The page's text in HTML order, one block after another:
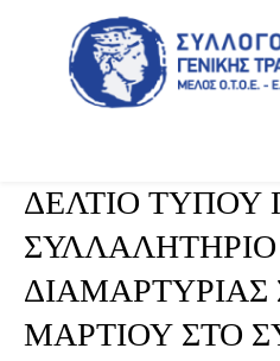
ΔΕΛΤΙΟ ΤΥΠΟΥ
ΣΥΛΛΑΛΗΤΗΡΙΟ
ΔΙΑΜΑΡΤΥΡΙΑΣ
ΜΑΡΤΙΟΥ ΣΤΟ